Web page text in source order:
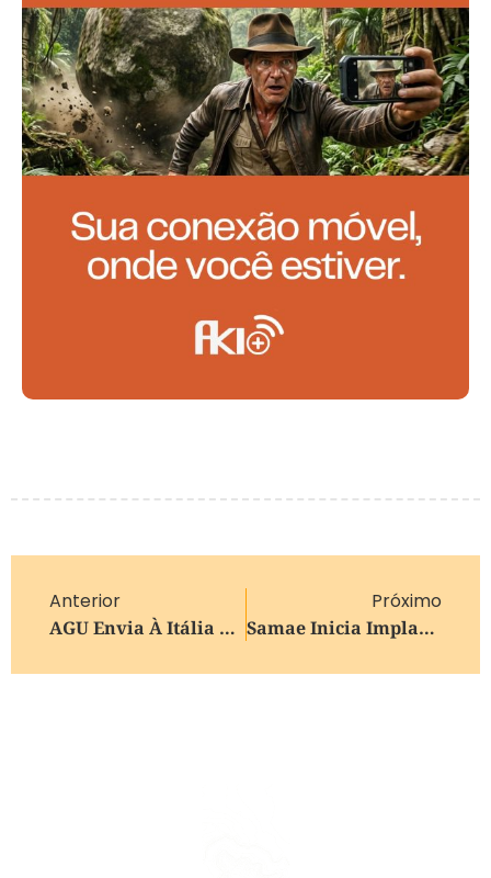
Anterior
AGU Envia À Itália Defesa De Extradição De Carla Zambelli
Próximo
Samae Inicia Implantação De Rede De Água Tratada Em Ana Rech